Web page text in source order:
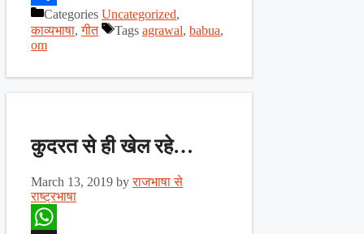
ShareCategories Uncategorized,
काव्यभाषा,गीत Tags agrawal, babua,
om
कुदरत से ही खेल रहे…
March 13, 2019 byराजभाषा से
राष्ट्रभाषा